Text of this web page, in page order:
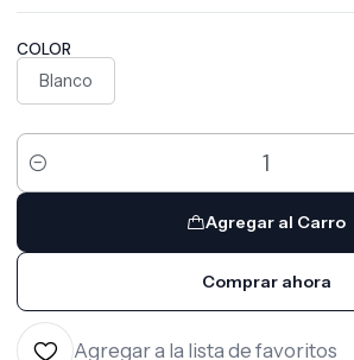
COLOR
Blanco
Cantidad
Agregar al Carro
Comprar ahora
Agregar a la lista de favoritos